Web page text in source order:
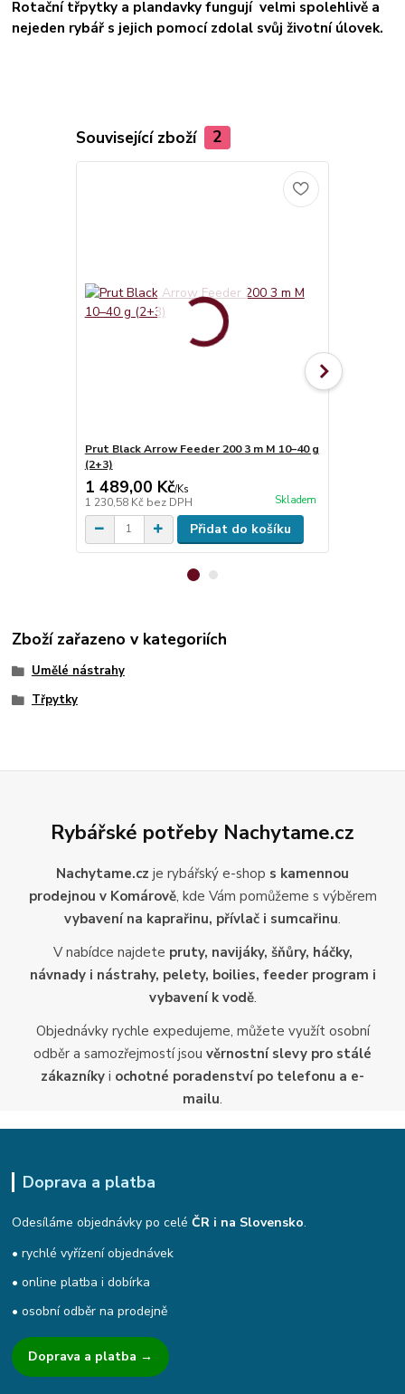
Rotační třpytky a plandavky fungují velmi spolehlivě a
nejeden rybář s jejich pomocí zdolal svůj životní úlovek.
Související zboží 2
Prut Black Arrow Feeder 200 3 m M 10–40 g
(2+3)
1 489,00 Kč/Ks
1 230,58 Kč bez DPH Skladem
Přidat do košíku
Zboží zařazeno v kategoriích
Umělé nástrahy
Třpytky
Rybářské potřeby Nachytame.cz
Nachytame.cz je rybářský e-shop s kamennou
prodejnou v Komárově, kde Vám pomůžeme s výběrem
vybavení na kaprařinu, přívlač i sumcařinu.
V nabídce najdete pruty, navijáky, šňůry, háčky,
návnady i nástrahy, pelety, boilies, feeder program i
vybavení k vodě.
Objednávky rychle expedujeme, můžete využít osobní
odběr a samozřejmostí jsou věrnostní slevy pro stálé
zákazníky i ochotné poradenství po telefonu a e-
mailu.
Doprava a platba
Odesíláme objednávky po celéČR i na Slovensko.
• rychlé vyřízení objednávek
• online platba i dobírka
• osobní odběr na prodejně
Doprava a platba →